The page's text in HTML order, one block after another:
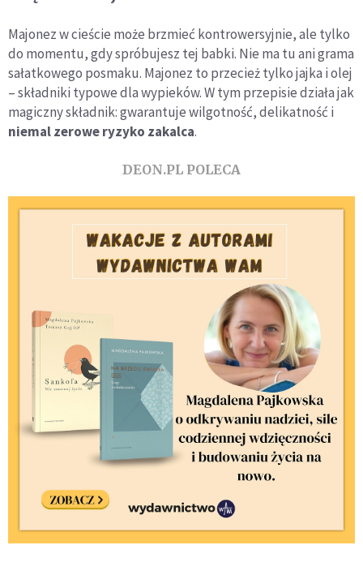
Majonez w cieście może brzmieć kontrowersyjnie, ale tylko
do momentu, gdy spróbujesz tej babki. Nie ma tu ani grama
sałatkowego posmaku. Majonez to przecież tylko jajka i olej
– składniki typowe dla wypieków. W tym przepisie działa jak
magiczny składnik: gwarantuje wilgotność, delikatność i
niemal zerowe ryzyko zakalca.
DEON.PL POLECA